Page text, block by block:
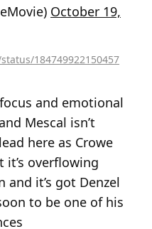
October 19,
184749922150457
and emotional
Mescal isn’t
here as Crowe
overflowing
it’s got Denzel
to be one of his